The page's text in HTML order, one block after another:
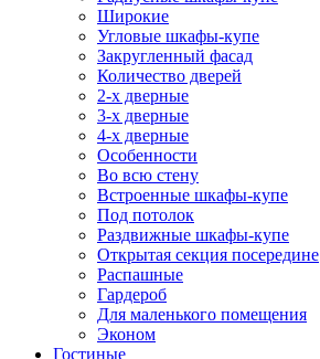
Широкие
Угловые шкафы-купе
Закругленный фасад
Количество дверей
2-х дверные
3-х дверные
4-х дверные
Особенности
Во всю стену
Встроенные шкафы-купе
Под потолок
Раздвижные шкафы-купе
Открытая секция посередине
Распашные
Гардероб
Для маленького помещения
Эконом
Гостиные